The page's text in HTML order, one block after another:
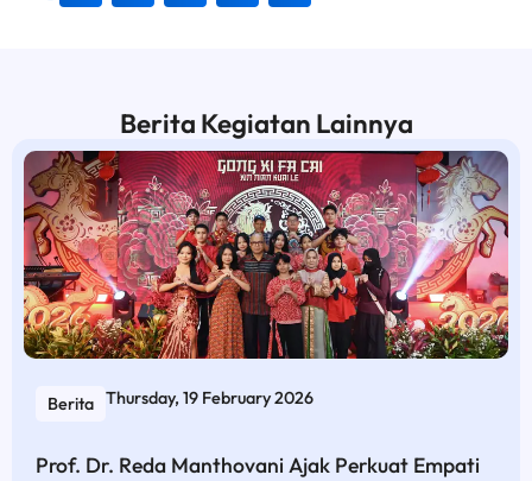
Berita Kegiatan Lainnya
Berita Thursday, 19 February 2026
Prof. Dr. Reda Manthovani Ajak Perkuat Empati